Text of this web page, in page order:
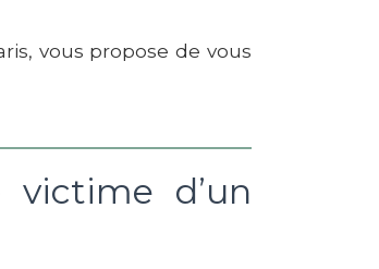
vous propose de vous
d’un